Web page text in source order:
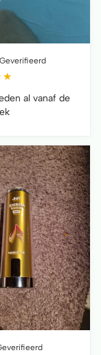
Geverifieerd
★
al vanaf de